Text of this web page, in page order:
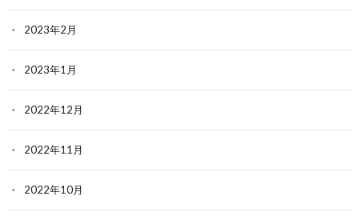
2023年2月
2023年1月
2022年12月
2022年11月
2022年10月